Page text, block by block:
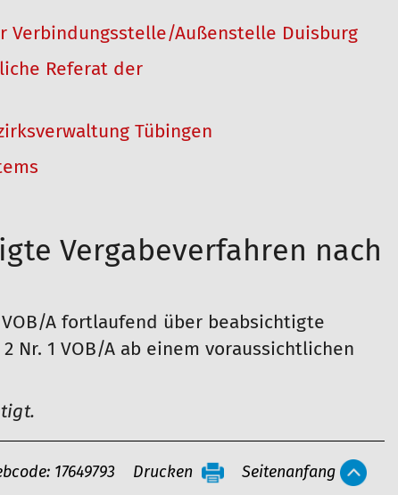
Verbindungsstelle/Außenstelle Duisburg
Referat der
Tübingen
Vergabeverfahren nach
A fortlaufend über beabsichtigte
Nr. 1 VOB/A ab einem voraussichtlichen
17649793 Drucken Seitenanfang